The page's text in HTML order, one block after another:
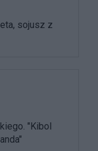
sojusz z
"Kibol